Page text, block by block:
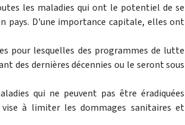
les maladies qui ont le potentiel de se
pays. D'une importance capitale, elles ont
pour lesquelles des programmes de lutte
des dernières décennies ou le seront sous
qui ne peuvent pas être éradiquées
à limiter les dommages sanitaires et